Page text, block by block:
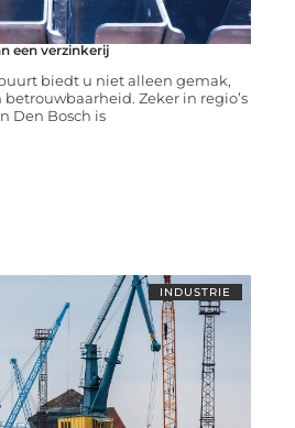
een verzinkerij
biedt u niet alleen gemak,
Zeker in regio’s
Den Bosch is
INDUSTRIE